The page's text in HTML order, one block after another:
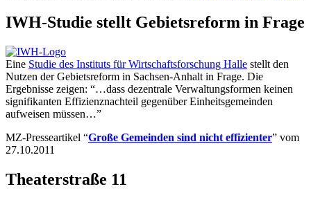
IWH-Studie stellt Gebietsreform in Frage
Eine Studie des Instituts für Wirtschaftsforschung Halle stellt den
Nutzen der Gebietsreform in Sachsen-Anhalt in Frage. Die
Ergebnisse zeigen: “…dass dezentrale Verwaltungsformen keinen
signifikanten Effizienznachteil gegenüber Einheitsgemeinden
aufweisen müssen…”
MZ-Presseartikel “Große Gemeinden sind nicht effizienter” vom
27.10.2011
Theaterstraße 11